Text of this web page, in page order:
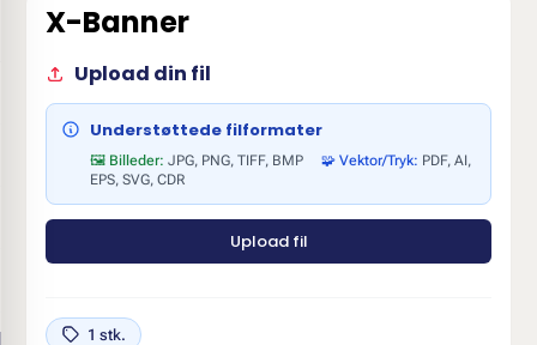
X-Banner
Upload din fil
Understøttede filformater
🖼️ Billeder: JPG, PNG, TIFF, BMP 🧩 Vektor/Tryk: PDF, AI,
EPS, SVG, CDR
Upload fil
1 stk.